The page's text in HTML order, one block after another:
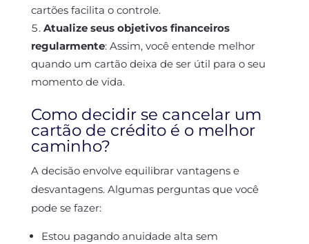
cartões facilita o controle.
Atualize seus objetivos financeiros
regularmente: Assim, você entende melhor
quando um cartão deixa de ser útil para o seu
momento de vida.
Como decidir se cancelar um
cartão de crédito é o melhor
caminho?
A decisão envolve equilibrar vantagens e
desvantagens. Algumas perguntas que você
pode se fazer:
Estou pagando anuidade alta sem